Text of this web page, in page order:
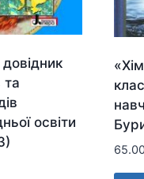
довідник
та
освіти